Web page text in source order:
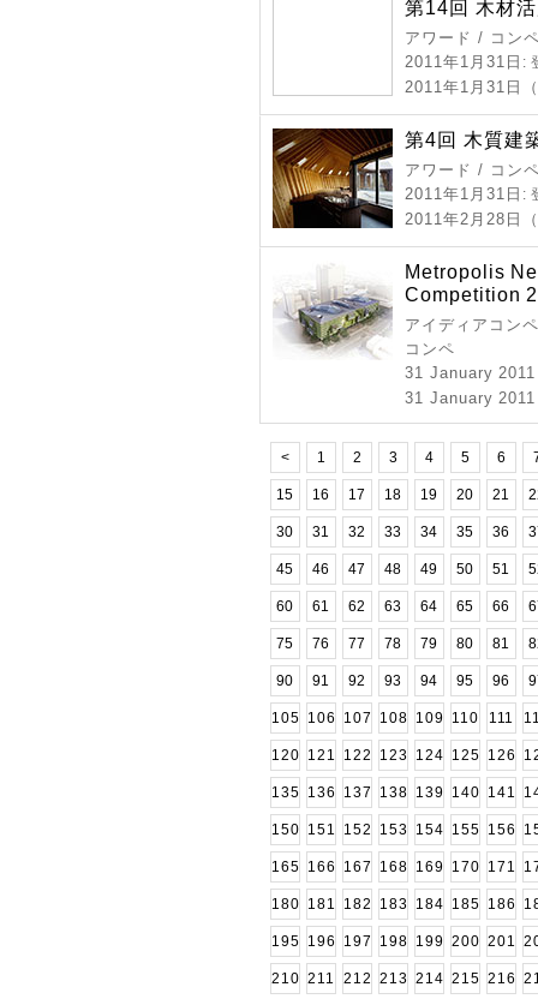
第14回 木材
アワード / コン
2011年1月31日 :
2011年1月31日
第4回 木質建
アワード / コン
2011年1月31日 :
2011年2月28日
Metropolis
Competition
アイディアコン
コンペ
31 January
31 January
< 1 2 3 4 5 6
15 16 17 18 19 20 21
30 31 32 33 34 35 36
45 46 47 48 49 50 51
60 61 62 63 64 65 66
75 76 77 78 79 80 81
90 91 92 93 94 95 96
105 106 107 108 109 110 111
120 121 122 123 124 125 126
135 136 137 138 139 140 141
150 151 152 153 154 155 156
165 166 167 168 169 170 171
180 181 182 183 184 185 186
195 196 197 198 199 200 201
210 211 212 213 214 215 216